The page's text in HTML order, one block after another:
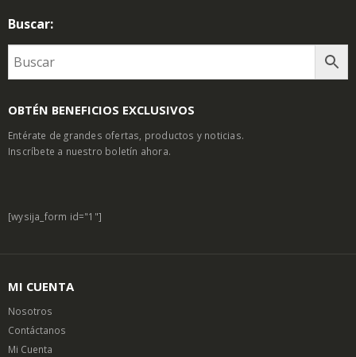
Buscar:
OBTÉN BENEFICIOS EXCLUSIVOS
Entérate de grandes ofertas, productos y noticias.
Inscríbete a nuestro boletín ahora.
[wysija_form id="1"]
MI CUENTA
Nosotros
Contáctanos
Mi Cuenta